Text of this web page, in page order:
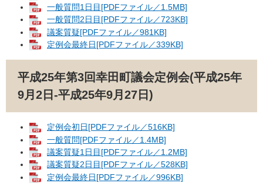
一般質問1日目[PDFファイル／1.5MB]
一般質問2日目[PDFファイル／723KB]
議案質疑[PDFファイル／981KB]
定例会最終日[PDFファイル／339KB]
平成25年第3回幸田町議会定例会(平成25年
9月2日-平成25年9月27日)
定例会初日[PDFファイル／516KB]
一般質問[PDFファイル／1.4MB]
議案質疑1日目[PDFファイル／1.2MB]
議案質疑2日目[PDFファイル／528KB]
定例会最終日[PDFファイル／996KB]